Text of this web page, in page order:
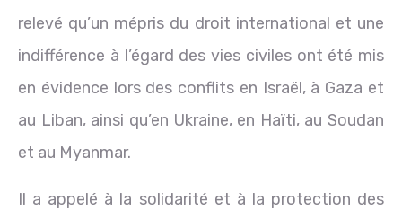
relevé qu’un mépris du droit international et une
indifférence à l’égard des vies civiles ont été mis
en évidence lors des conflits en Israël, à Gaza et
au Liban, ainsi qu’en Ukraine, en Haïti, au Soudan
et au Myanmar.
Il a appelé à la solidarité et à la protection des